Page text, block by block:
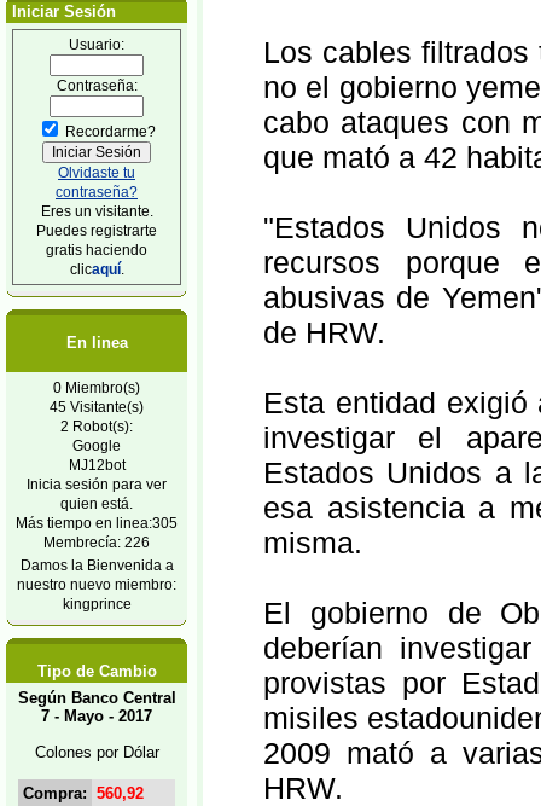
Iniciar Sesión
Usuario:
Contraseña:
Recordarme?
Olvidaste tu
contraseña?
Eres un visitante.
Puedes registrarte
gratis haciendo
clicaquí.
En linea
0 Miembro(s)
45 Visitante(s)
2 Robot(s):
Google
MJ12bot
Inicia sesión para ver
quien está.
Más tiempo en linea:305
Membrecía: 226
Damos la Bienvenida a
nuestro nuevo miembro:
kingprince
Tipo de Cambio
Según Banco Central
7 - Mayo - 2017
Colones por Dólar
Compra: 560,92
Los cables
no el gobierno
cabo ataques con
que mató a 42
"Estados Unidos
recursos porque
abusivas de
de HRW.
Esta entidad exigió
investigar el
Estados Unidos a
esa asistencia a
misma.
El gobierno de
deberían
provistas por
misiles
2009 mató a
HRW.